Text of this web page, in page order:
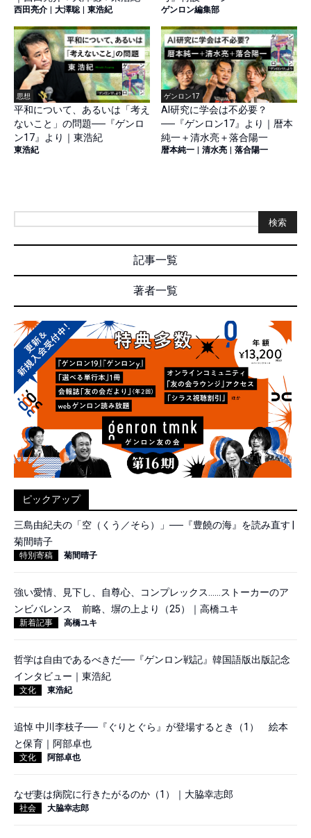
西田亮介 大澤聡 東浩紀 ゲンロン編集部
思想
平和について、あるいは「考え
ないこと」の問題──『ゲンロ
ン17』より｜東浩紀
東浩紀
ゲンロン17
AI研究に学会は不必要？
──『ゲンロン17』より｜暦本
純一＋清水亮＋落合陽一
暦本純一 清水亮 落合陽一
検索
記事一覧
著者一覧
ピックアップ
三島由紀夫の「空（くう／そら）」──『豊饒の海』を読み直す |
菊間晴子
特別寄稿 菊間晴子
強い愛情、見下し、自尊心、コンプレックス……ストーカーのア
ンビバレンス 前略、塀の上より（25）｜高橋ユキ
新着記事 高橋ユキ
哲学は自由であるべきだ──『ゲンロン戦記』韓国語版出版記念
インタビュー｜東浩紀
文化 東浩紀
追悼 中川李枝子──『ぐりとぐら』が登場するとき（1） 絵本
と保育｜阿部卓也
文化 阿部卓也
なぜ妻は病院に行きたがるのか（1）｜大脇幸志郎
社会 大脇幸志郎